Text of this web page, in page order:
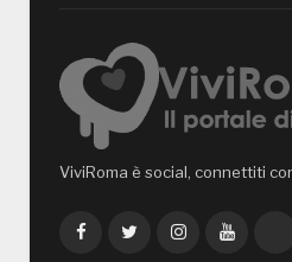
ViviRoma è social, connettiti
FacebookTwitterInstagramYouTube